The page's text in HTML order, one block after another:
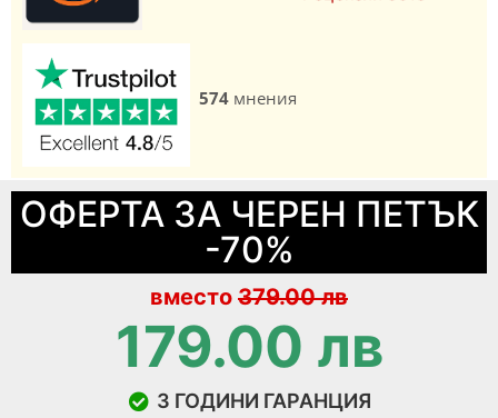
574 мнения
ОФЕРТА ЗА ЧЕРЕН ПЕТЪК
-70%
вместо 379.00 лв
179.00 лв
3 ГОДИНИ ГАРАНЦИЯ